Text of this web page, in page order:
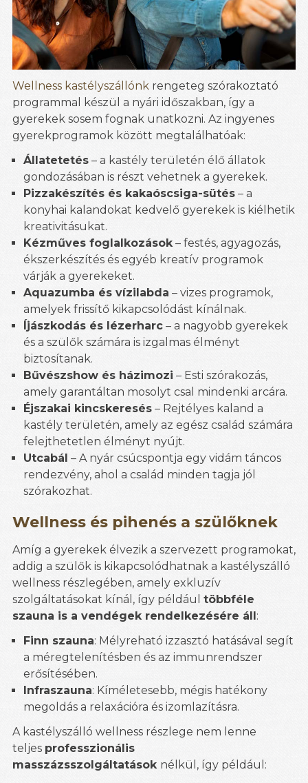
Wellness kastélyszállónk rengeteg szórakoztató
programmal készül a nyári időszakban, így a
gyerekek sosem fognak unatkozni. Az ingyenes
gyerekprogramok között megtalálhatóak:
Állatetetés – a kastély területén élő állatok
gondozásában is részt vehetnek a gyerekek.
Pizzakészítés és kakaóscsiga-sütés – a
konyhai kalandokat kedvelő gyerekek is kiélhetik
kreativitásukat.
Kézműves foglalkozások– festés, agyagozás,
ékszerkészítés és egyéb kreatív programok
várják a gyerekeket.
Aquazumba és vízilabda – vizes programok,
amelyek frissítő kikapcsolódást kínálnak.
Íjászkodás és lézerharc – a nagyobb gyerekek
és a szülők számára is izgalmas élményt
biztosítanak.
Bűvészshow és házimozi – Esti szórakozás,
amely garantáltan mosolyt csal mindenki arcára.
Éjszakai kincskeresés – Rejtélyes kaland a
kastély területén, amely az egész család számára
felejthetetlen élményt nyújt.
Utcabál – A nyár csúcspontja egy vidám táncos
rendezvény, ahol a család minden tagja jól
szórakozhat.
Wellness és pihenés a szülőknek
Amíg a gyerekek élvezik a szervezett programokat,
addig a szülők is kikapcsolódhatnak a kastélyszálló
wellness részlegében, amely exkluzív
szolgáltatásokat kínál, így például többféle
szauna is a vendégek rendelkezésére áll :
Finn szauna: Mélyreható izzasztó hatásával segít
a méregtelenítésben és az immunrendszer
erősítésében.
Infraszauna: Kíméletesebb, mégis hatékony
megoldás a relaxációra és izomlazításra.
A kastélyszálló wellness részlege nem lenne
teljes professzionális
masszázsszolgáltatások nélkül, így például: